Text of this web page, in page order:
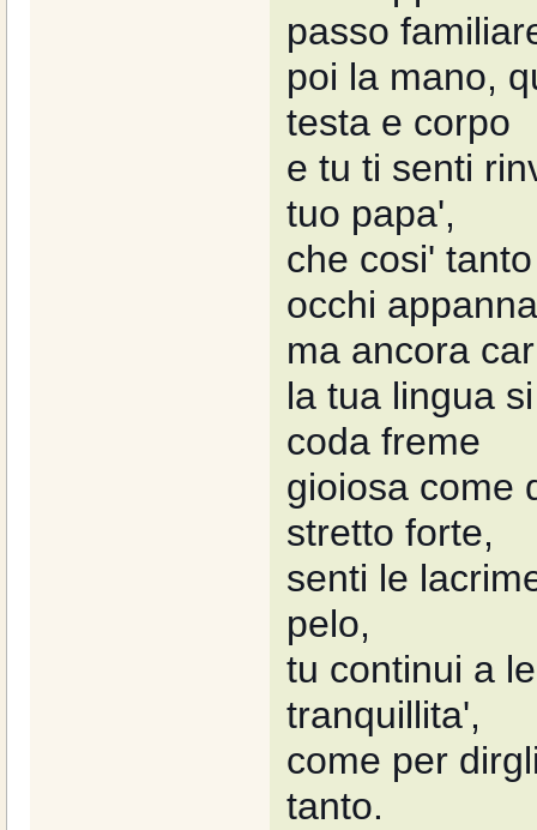
passo
poi la mano,
testa e corpo
e tu ti senti
tuo papa',
che cosi'
occhi
ma ancora
la tua lingua
coda freme
gioiosa come
stretto forte,
senti le
pelo,
tu continui a
tranquillita',
come per
tanto.